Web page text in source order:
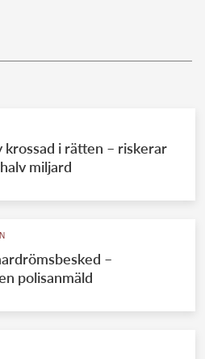
krossad i rätten – riskerar
miljard
–
polisanmäld